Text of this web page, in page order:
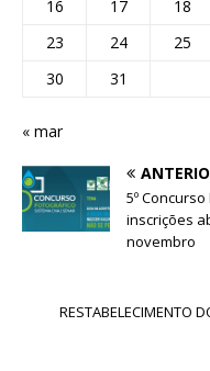
16
17 18
23
24 25
30
31
« mar
5º
inscrições
novembro
RESTABELECIMENTO